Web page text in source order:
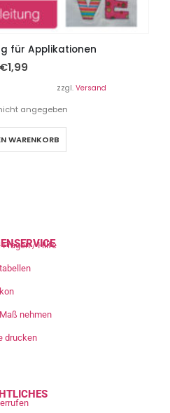
für Applikationen
€1,99
zzgl. Versand
angegeben
WARENKORB
Fragen / Hilfe
nehmen
drucken